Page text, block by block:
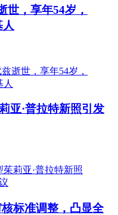
世，享年54岁，
亚·普拉特新照引发
标准调整，凸显全